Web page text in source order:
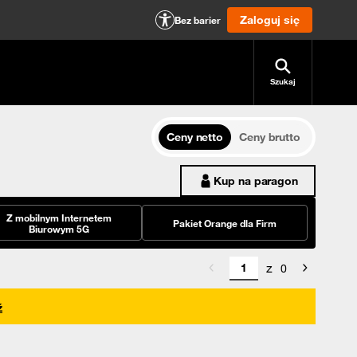
Bez barier Zaloguj się
Szukaj
Ceny netto
Ceny brutto
Kup na paragon
Z mobilnym Internetem
Biurowym 5G
Pakiet Orange dla Firm
z 0